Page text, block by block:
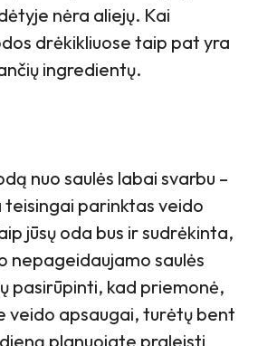
nėra aliejų. Kai
drėkikliuose taip pat yra
ingredientų.
nuo saulės labai svarbu –
teisingai parinktas veido
jūsų oda bus ir sudrėkinta,
nepageidaujamo saulės
pasirūpinti, kad priemonė,
veido apsaugai, turėtų bent
planuojate praleisti